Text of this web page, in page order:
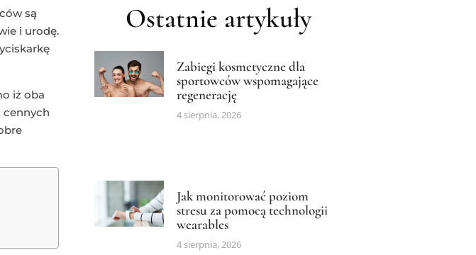
są
i urodę.
iż oba
cennych
Ostatnie artykuły
Zabiegi kosmetyczne dla
sportowców wspomagające
regenerację
4 sierpnia, 2026
Jak monitorować poziom
stresu za pomocą technologii
wearables
4 sierpnia, 2026